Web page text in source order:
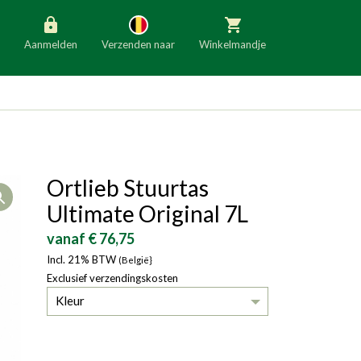
Aanmelden Verzenden naar
Slovenië Italië
Denemarken Finland
Bulgarije
Winkelmandje
Open
Ortlieb Stuurtas
Ultimate Original 7L
vanaf € 76,75
Incl. 21% BTW (België}
Exclusief verzendingskosten
Kleur